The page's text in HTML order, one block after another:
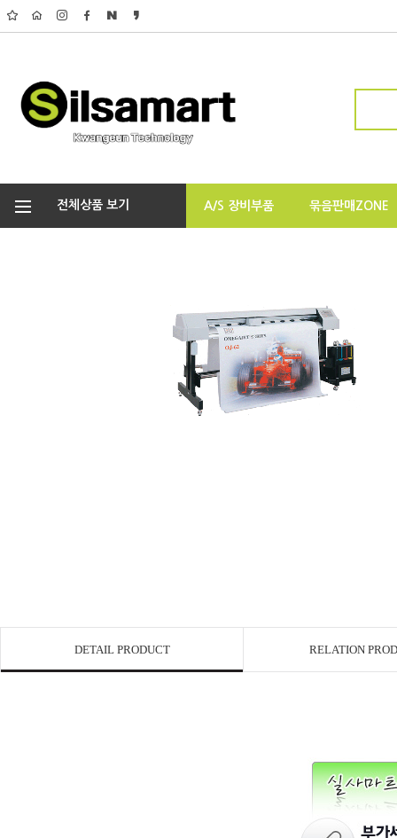
전체상품 보기 A/S 장비부품 묶음판매ZONE
DETAIL PRODUCT RELATION